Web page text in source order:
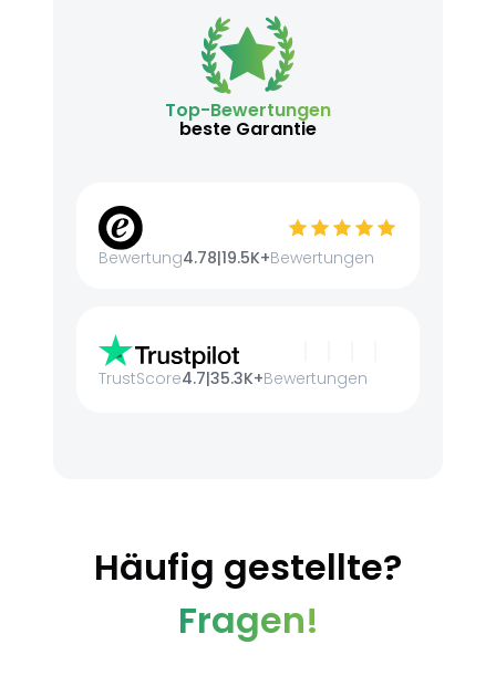
Top-Bewertungen
beste Garantie
Bewertung4.78|19.5K+Bewertungen
TrustScore4.7|35.3K+Bewertungen
Häufig gestellte?
Fragen!